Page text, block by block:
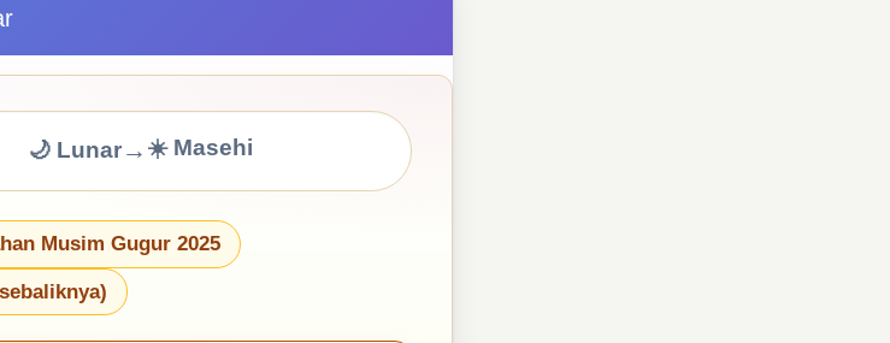
🌙 Lunar→ ☀️ Masehi
Musim Gugur 2025